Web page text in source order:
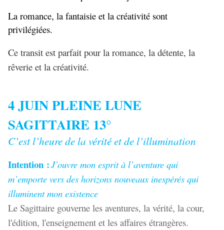
La romance, la fantaisie et la créativité sont
privilégiées.
Ce transit est parfait pour la romance, la détente, la
rêverie et la créativité.
4 JUIN PLEINE LUNE
SAGITTAIRE 13°
C’est l’heure de la vérité et de l’illumination
Intention :J’ouvre mon esprit à l’aventure qui
m’emporte vers des horizons nouveaux inespérés qui
illuminent mon existence
Le Sagittaire gouverne les aventures, la vérité, la cour,
l'édition, l'enseignement et les affaires étrangères.